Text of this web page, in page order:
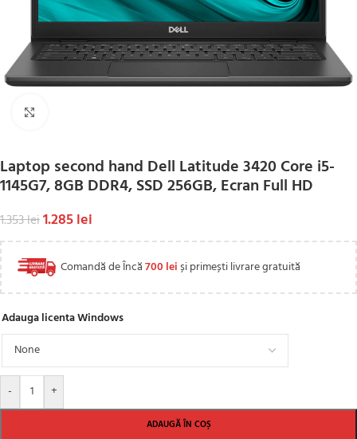
Laptop second hand Dell Latitude 3420 Core i5-
1145G7, 8GB DDR4, SSD 256GB, Ecran Full HD
1.353lei1.285lei
Comandă de Încă700 leiși primești livrare gratuită
Adauga licenta Windows
- +
ADAUGĂ ÎN COȘ